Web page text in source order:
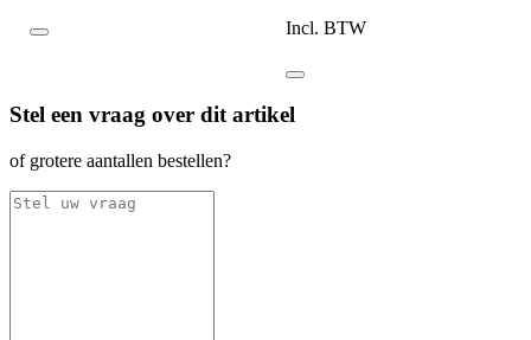
Incl. BTW
Stel een vraag over dit artikel
of grotere aantallen bestellen?